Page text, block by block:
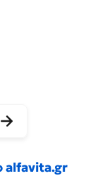
alfavita.gr